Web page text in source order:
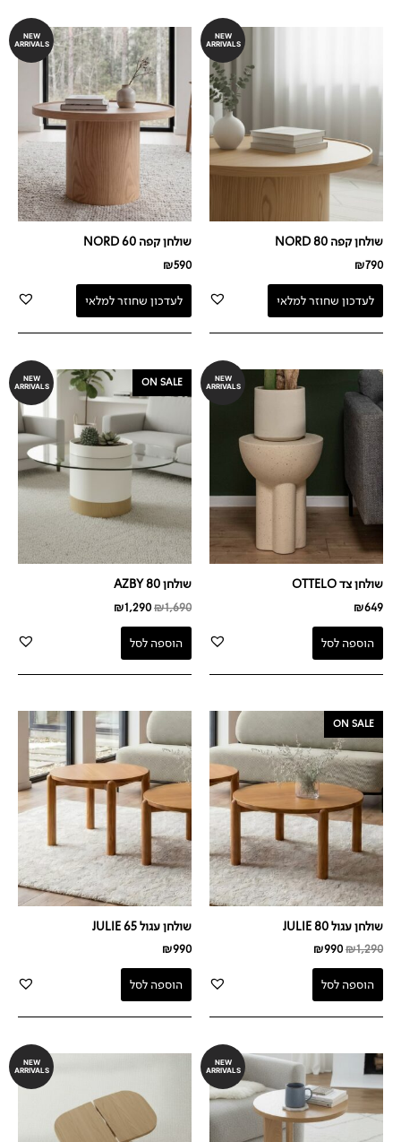
NEW
ARRIVALS
שולחן קפה NORD 80
₪790
לעדכון שחוזר למלאי
NEW
ARRIVALS
שולחן קפה NORD 60
₪590
לעדכון שחוזר למלאי
NEW
ARRIVALS
שולחן צד OTTELO
₪649
הוספה לסל
ON SALE
NEW
ARRIVALS
שולחן AZBY 80
₪1,690
המחיר
המקורי
היה:
₪1,690.
₪1,290
המחיר
הנוכחי
הוא:
₪1,290.
הוספה לסל
ON SALE
שולחן עגול JULIE 80
₪1,290
המחיר
המקורי
היה:
₪1,290.
₪990
הוא:
₪990.
הוספה לסל
שולחן עגול JULIE 65
₪990
הוספה לסל
NEW
ARRIVALS
NEW
ARRIVALS